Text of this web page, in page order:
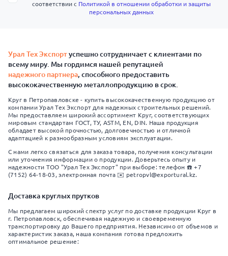
соответствии с Политикой в отношении обработки и защиты
персональных данных
Урал Тех Экспортуспешно сотрудничает с клиентами по
всему миру. Мы гордимся нашей репутацией
надежного партнера, способного предоставить
высококачественную металлопродукцию в срок.
Круг в Петропавловске - купить высококачественную продукцию от
компании Урал Тех Экспорт для надежных строительных решений.
Мы предоставляем широкий ассортимент Круг, соответствующих
мировым стандартам ГОСТ, ТУ, ASTM, EN, DIN. Наша продукция
обладает высокой прочностью, долговечностью и отличной
адаптацией к разнообразным условиям эксплуатации.
С нами легко связаться для заказа товара, получения консультации
или уточнения информации о продукции. Доверьтесь опыту и
надежности ТОО "Урал Тех Экспорт" при выборе: телефон ☎️ +7
(7152) 64-18-03, электронная почта ✉️ petropvl@exportural.kz.
Доставка круглых прутков
Мы предлагаем широкий спектр услуг по доставке продукции Круг в
г. Петропавловск, обеспечивая надежную и своевременную
транспортировку до Вашего предприятия. Независимо от объемов и
характеристик заказа, наша компания готова предложить
оптимальное решение: